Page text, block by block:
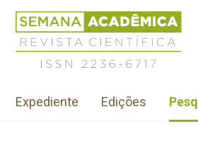
Jump
navigation
Revista
Científica
Semana
Acadêmica
2236-
Menu
institutional
Expediente Edições